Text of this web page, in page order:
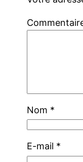
Nom *
E-mail *